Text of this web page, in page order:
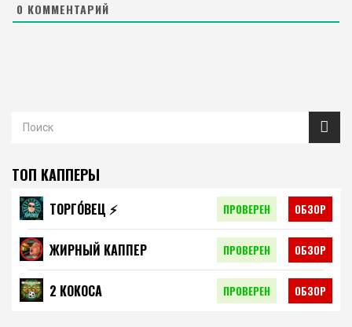
0 КОММЕНТАРИЙ
ТОП КАППЕРЫ
ТОРГО́ВЕЦ ⚡️ ПРОВЕРЕН ОБЗОР
ЖИРНЫЙ КАППЕР ПРОВЕРЕН ОБЗОР
2 КОКОСА ПРОВЕРЕН ОБЗОР